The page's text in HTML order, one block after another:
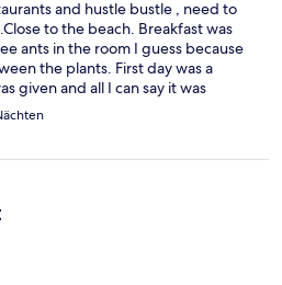
and hustle bustle , need to
to the beach. Breakfast was
ants in the room I guess because
the plants. First day was a
given and all I can say it was
out and started to make noise
sleep at all , scared to even get
is only till 9 pm. Next
us to the bottom dome and it
were every where. I guess the way
if you are ok with One more
beside the road and a lot of
and late evening so if you are a